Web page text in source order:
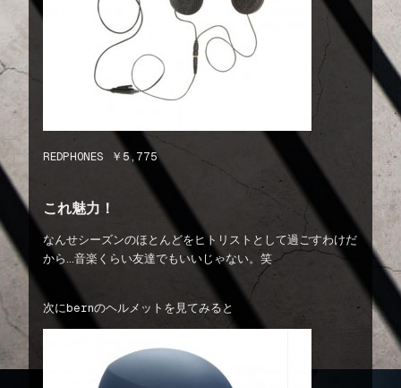
REDPHONES ￥5,775
これ魅力！
なんせシーズンのほとんどをヒトリストとして過ごすわけだ
から…音楽くらい友達でもいいじゃない。笑
次にbernのヘルメットを見てみると